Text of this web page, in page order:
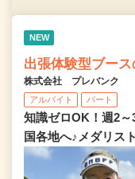
NEW
出張体験型ブー
株式会社 プレバンク
アルバイト パート
知識ゼロOK！週2
国各地へ♪メダリス